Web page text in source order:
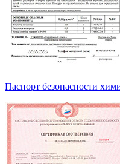
Паспорт безопасности